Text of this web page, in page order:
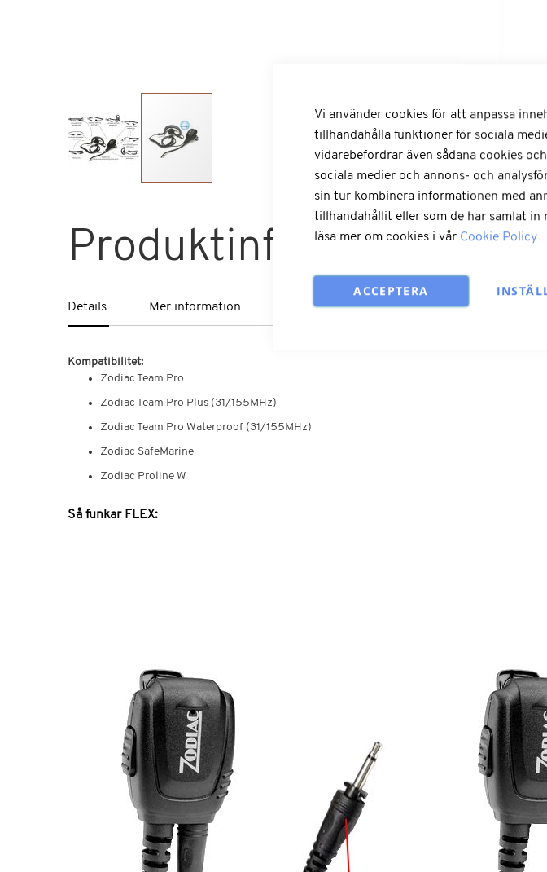
bildgalleriet
Produktinformation
Details
Kompatibilitet:
Zodiac Team Pro
Zodiac Team Pro Plus (31/155MHz)
Zodiac Team Pro Waterproof (31/155MHz)
Zodiac SafeMarine
Zodiac Proline W
Så funkar FLEX:
Mer information
Vi använder cookies för att anpassa
tillhandahålla funktioner för sociala
vidarebefordrar även sådana cookies
sociala medier och annons- och
sin tur kombinera informationen med
tillhandahållit eller som de har samlat in
läsa mer om cookies i vår Cookie Policy
ACCEPTERA